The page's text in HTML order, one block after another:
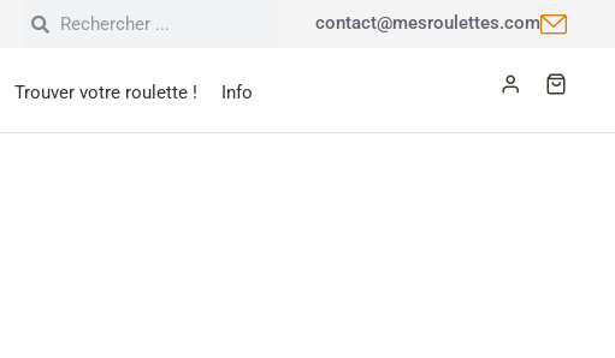
contact@mesroulettes.com
Trouver votre roulette ! Info